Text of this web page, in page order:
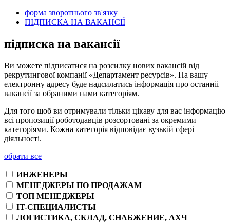
форма зворотнього зв'язку
ПІДПИСКА НА ВАКАНСІЇ
підписка на вакансії
Ви можете підписатися на розсилку нових вакансій від
рекрутингової компанії «Департамент ресурсів». На вашу
електронну адресу буде надсилатись інформація про останніі
вакансії за обраними нами категоріям.
Для того щоб ви отримували тільки цікаву для вас інформацію
всі пропозиції роботодавців розсортовані за окремими
категоріями. Кожна категорія відповідає вузькій сфері
діяльності.
обрати все
ИНЖЕНЕРЫ
МЕНЕДЖЕРЫ ПО ПРОДАЖАМ
ТОП МЕНЕДЖЕРЫ
IT-СПЕЦИАЛИСТЫ
ЛОГИСТИКА, СКЛАД, СНАБЖЕНИЕ, АХЧ